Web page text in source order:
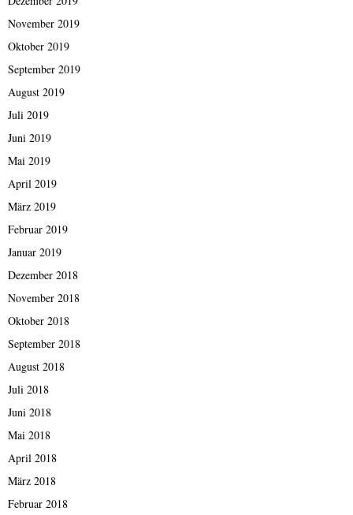
November 2019
Oktober 2019
September 2019
August 2019
Juli 2019
Juni 2019
Mai 2019
April 2019
März 2019
Februar 2019
Januar 2019
Dezember 2018
November 2018
Oktober 2018
September 2018
August 2018
Juli 2018
Juni 2018
Mai 2018
April 2018
März 2018
Februar 2018